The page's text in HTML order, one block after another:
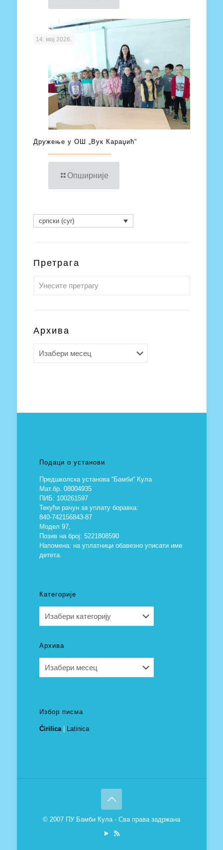
14. мај 2026.
Дружење у ОШ „Вук Караџић“
Опширније
српски (cyr)
Претрага
Архива
Подаци о установи
Предшколска установа “Бамби“ Кула
Мат.бр. 08004935
ПИБ: 100261597
Текући рачун за уплату боравка:
840-742156843-87
Модел 97,
Позив на број: 5221808590
Напомена: на уплатници обавезно уписати име
детета.
Категорије
Архива
Избор писма
Ćirilica| Latinica
© 2007 ПУ Бамби Кула - Сва права задржана